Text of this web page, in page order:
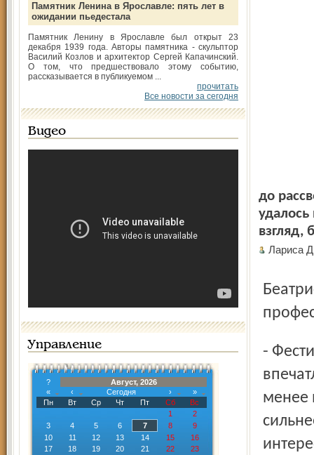
Памятник Ленина в Ярославле: пять лет в
ожидании пьедестала
Памятник Ленину в Ярославле был открыт 23
декабря 1939 года. Авторы памятника - скульптор
Василий Козлов и архитектор Сергей Капачинский.
О том, что предшествовало этому событию,
рассказывается в публикуемом ...
прочитать
Все новости за сегодня
Видео
Управление
?
Август, 2026
«
‹ Сегодня ›
»
Пн
Вт Ср Чт Пт Сб
Вс
1
2
3
4 5 6 7 8
9
10
11 12 13 14 15
16
17
18 19 20 21 22
23
до
взгляд,
Лариса
Беатриса ОКУЛОВА, заслуженная артистка России,
- Фестивальная программа была столь насыщенной, что
менее